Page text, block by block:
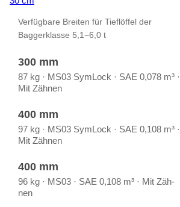
Ver­füg­ba­re Brei­ten für Tief­löf­fel der
Bag­ger­klas­se 5,1−6,0 t
300 mm
87 kg · MS03 Sym­Lock · SAE 0,078 m³ ·
Mit Zäh­nen
400 mm
97 kg · MS03 Sym­Lock · SAE 0,108 m³ ·
Mit Zäh­nen
400 mm
96 kg · MS03 · SAE 0,108 m³ · Mit Zäh­
nen